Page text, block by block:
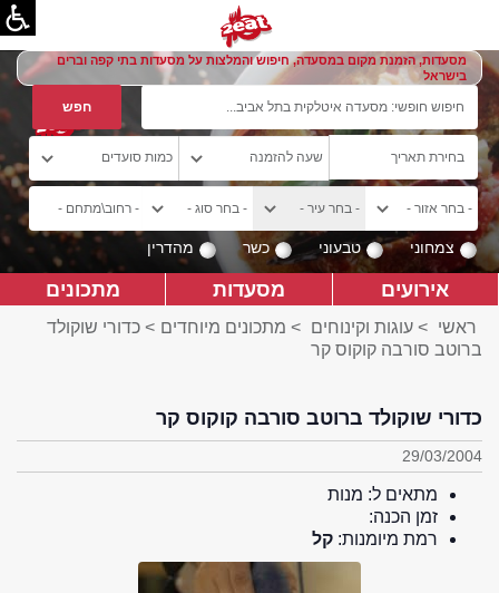
מסעדות, הזמנת מקום במסעדה, חיפוש והמלצות על מסעדות בתי קפה וברים
בישראל
צמחוני טבעוני כשר מהדרין
אירועים מסעדות מתכונים
ראשי > עוגות וקינוחים > מתכונים מיוחדים > כדורי שוקולד
ברוטב סורבה קוקוס קר
כדורי שוקולד ברוטב סורבה קוקוס קר
29/03/2004
מתאים ל: מנות
זמן הכנה:
רמת מיומנות: קל